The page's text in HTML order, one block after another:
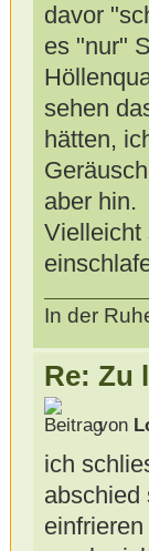
davor
es "nur"
sehen
hätten,
aber hin.
Vielleicht
In der
Re: Zu
von
ich
abschied